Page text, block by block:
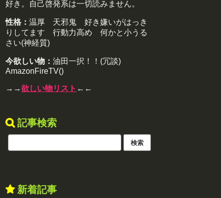
好き。自己啓発系は一切読みません。
性格： 温厚 天邪鬼 好き嫌いがはっき
りしてます 行動力高め 何かと小うる
さい(神経質)
今欲しい物： 油田一択！！(冗談)
AmazonFireTV()
→→欲しい物リスト ←←
記事検索
新着記事